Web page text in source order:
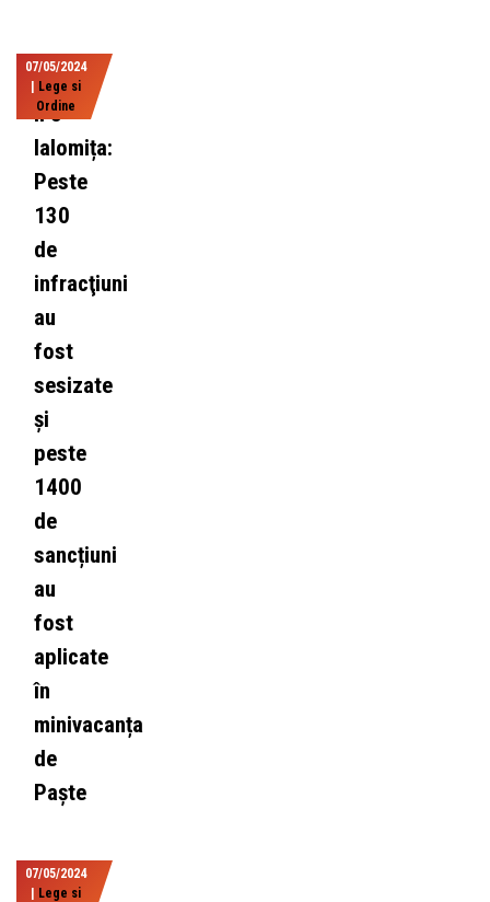
07/05/2024
Lege si
Ordine
IPJ
Ialomița:
Peste
130
de
infracţiuni
au
fost
sesizate
și
peste
1400
de
sancțiuni
au
fost
aplicate
în
minivacanța
de
Paște
07/05/2024
Lege si